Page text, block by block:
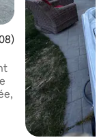
moyenne sur la